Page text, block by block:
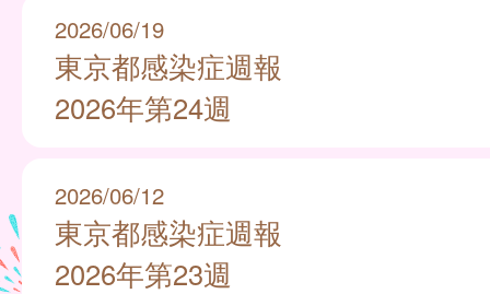
2026/06/19
東京都感染症週報
2026年第24週
2026/06/12
東京都感染症週報
2026年第23週